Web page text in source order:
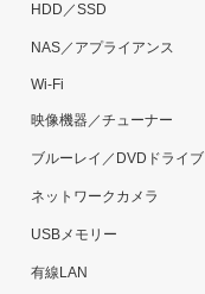
HDD／SSD
NAS／アプライアンス
Wi-Fi
映像機器／チューナー
ブルーレイ／DVDドライブ
ネットワークカメラ
USBメモリー
有線LAN